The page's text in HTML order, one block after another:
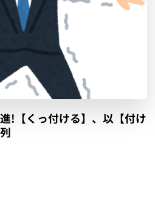
!【くっ付ける】、以【付け